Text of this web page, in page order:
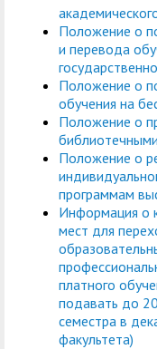
Положение о
и перевода
Положение о
обучения на
Положение о
Положение о
программам
Информация о
мест для
платного
подавать до
семестра в
факультета)